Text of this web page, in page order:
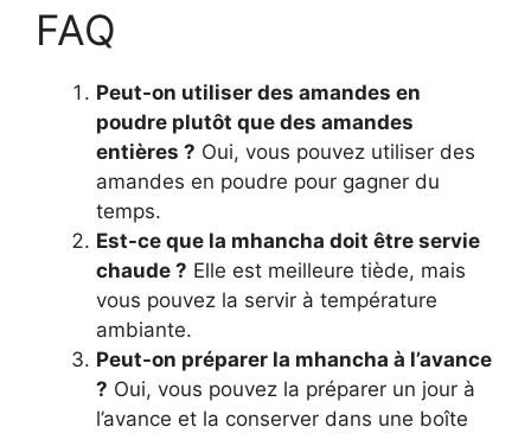
FAQ
Peut-on utiliser des amandes en
poudre plutôt que des amandes
entières ? Oui, vous pouvez utiliser des
amandes en poudre pour gagner du
temps.
Est-ce que la mhancha doit être servie
chaude ? Elle est meilleure tiède, mais
vous pouvez la servir à température
ambiante.
Peut-on préparer la mhancha à l’avance
? Oui, vous pouvez la préparer un jour à
l’avance et la conserver dans une boîte